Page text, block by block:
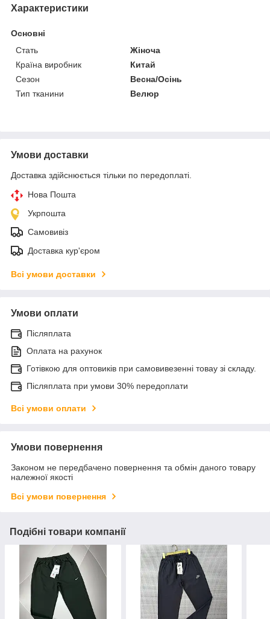
Характеристики
Основні
Стать
Жіноча
Країна виробник
Китай
Сезон
Весна/Осінь
Тип тканини
Велюр
Умови доставки
Доставка здійснюється тільки по передоплаті.
Нова Пошта
Укрпошта
Самовивіз
Доставка кур'єром
Всі умови доставки
Умови оплати
Післяплата
Оплата на рахунок
Готівкою для оптовиків при самовивезенні товау зі складу.
Післяплата при умови 30% передоплати
Всі умови оплати
Умови повернення
Законом не передбачено повернення та обмін даного товару
належної якості
Всі умови повернення
Подібні товари компанії